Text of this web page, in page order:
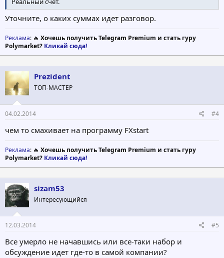
Уточните, о каких суммах идет разговор.
Реклама: 🔥 Хочешь получить Telegram Premium и стать гуру
Polymarket? Кликай сюда!
Prezident
ТОП-МАСТЕР
04.02.2014 #4
чем то смахивает на программу FXstart
Реклама: 🔥 Хочешь получить Telegram Premium и стать гуру
Polymarket? Кликай сюда!
sizam53
Интересующийся
12.03.2014 #5
Все умерло не начавшись или все-таки набор и
обсуждение идет где-то в самой компании?